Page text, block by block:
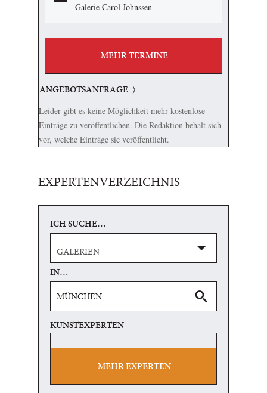
Galerie Carol Johnssen
MEHR TERMINE
ANGEBOTSANFRAGE
Leider gibt es keine Möglichkeit mehr kostenlose
Einträge zu veröffentlichen. Die Redaktion behält sich
vor, welche Einträge sie veröffentlicht.
EXPERTENVERZEICHNIS
ICH SUCHE…
IN…
KUNSTEXPERTEN
MEHR EXPERTEN